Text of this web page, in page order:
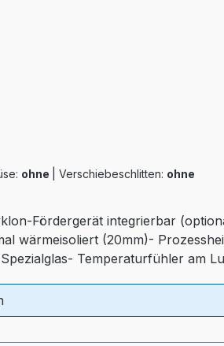
ohne Verschiebeschlitten: ohne
Fördergerät integrierbar
wärmeisoliert (20mm)-
Temperaturfühler am